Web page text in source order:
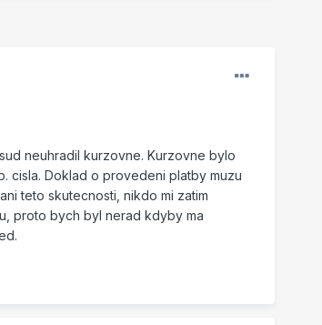
neuhradil kurzovne. Kurzovne bylo
cisla. Doklad o provedeni platby muzu
teto skutecnosti, nikdo mi zatim
proto bych byl nerad kdyby ma